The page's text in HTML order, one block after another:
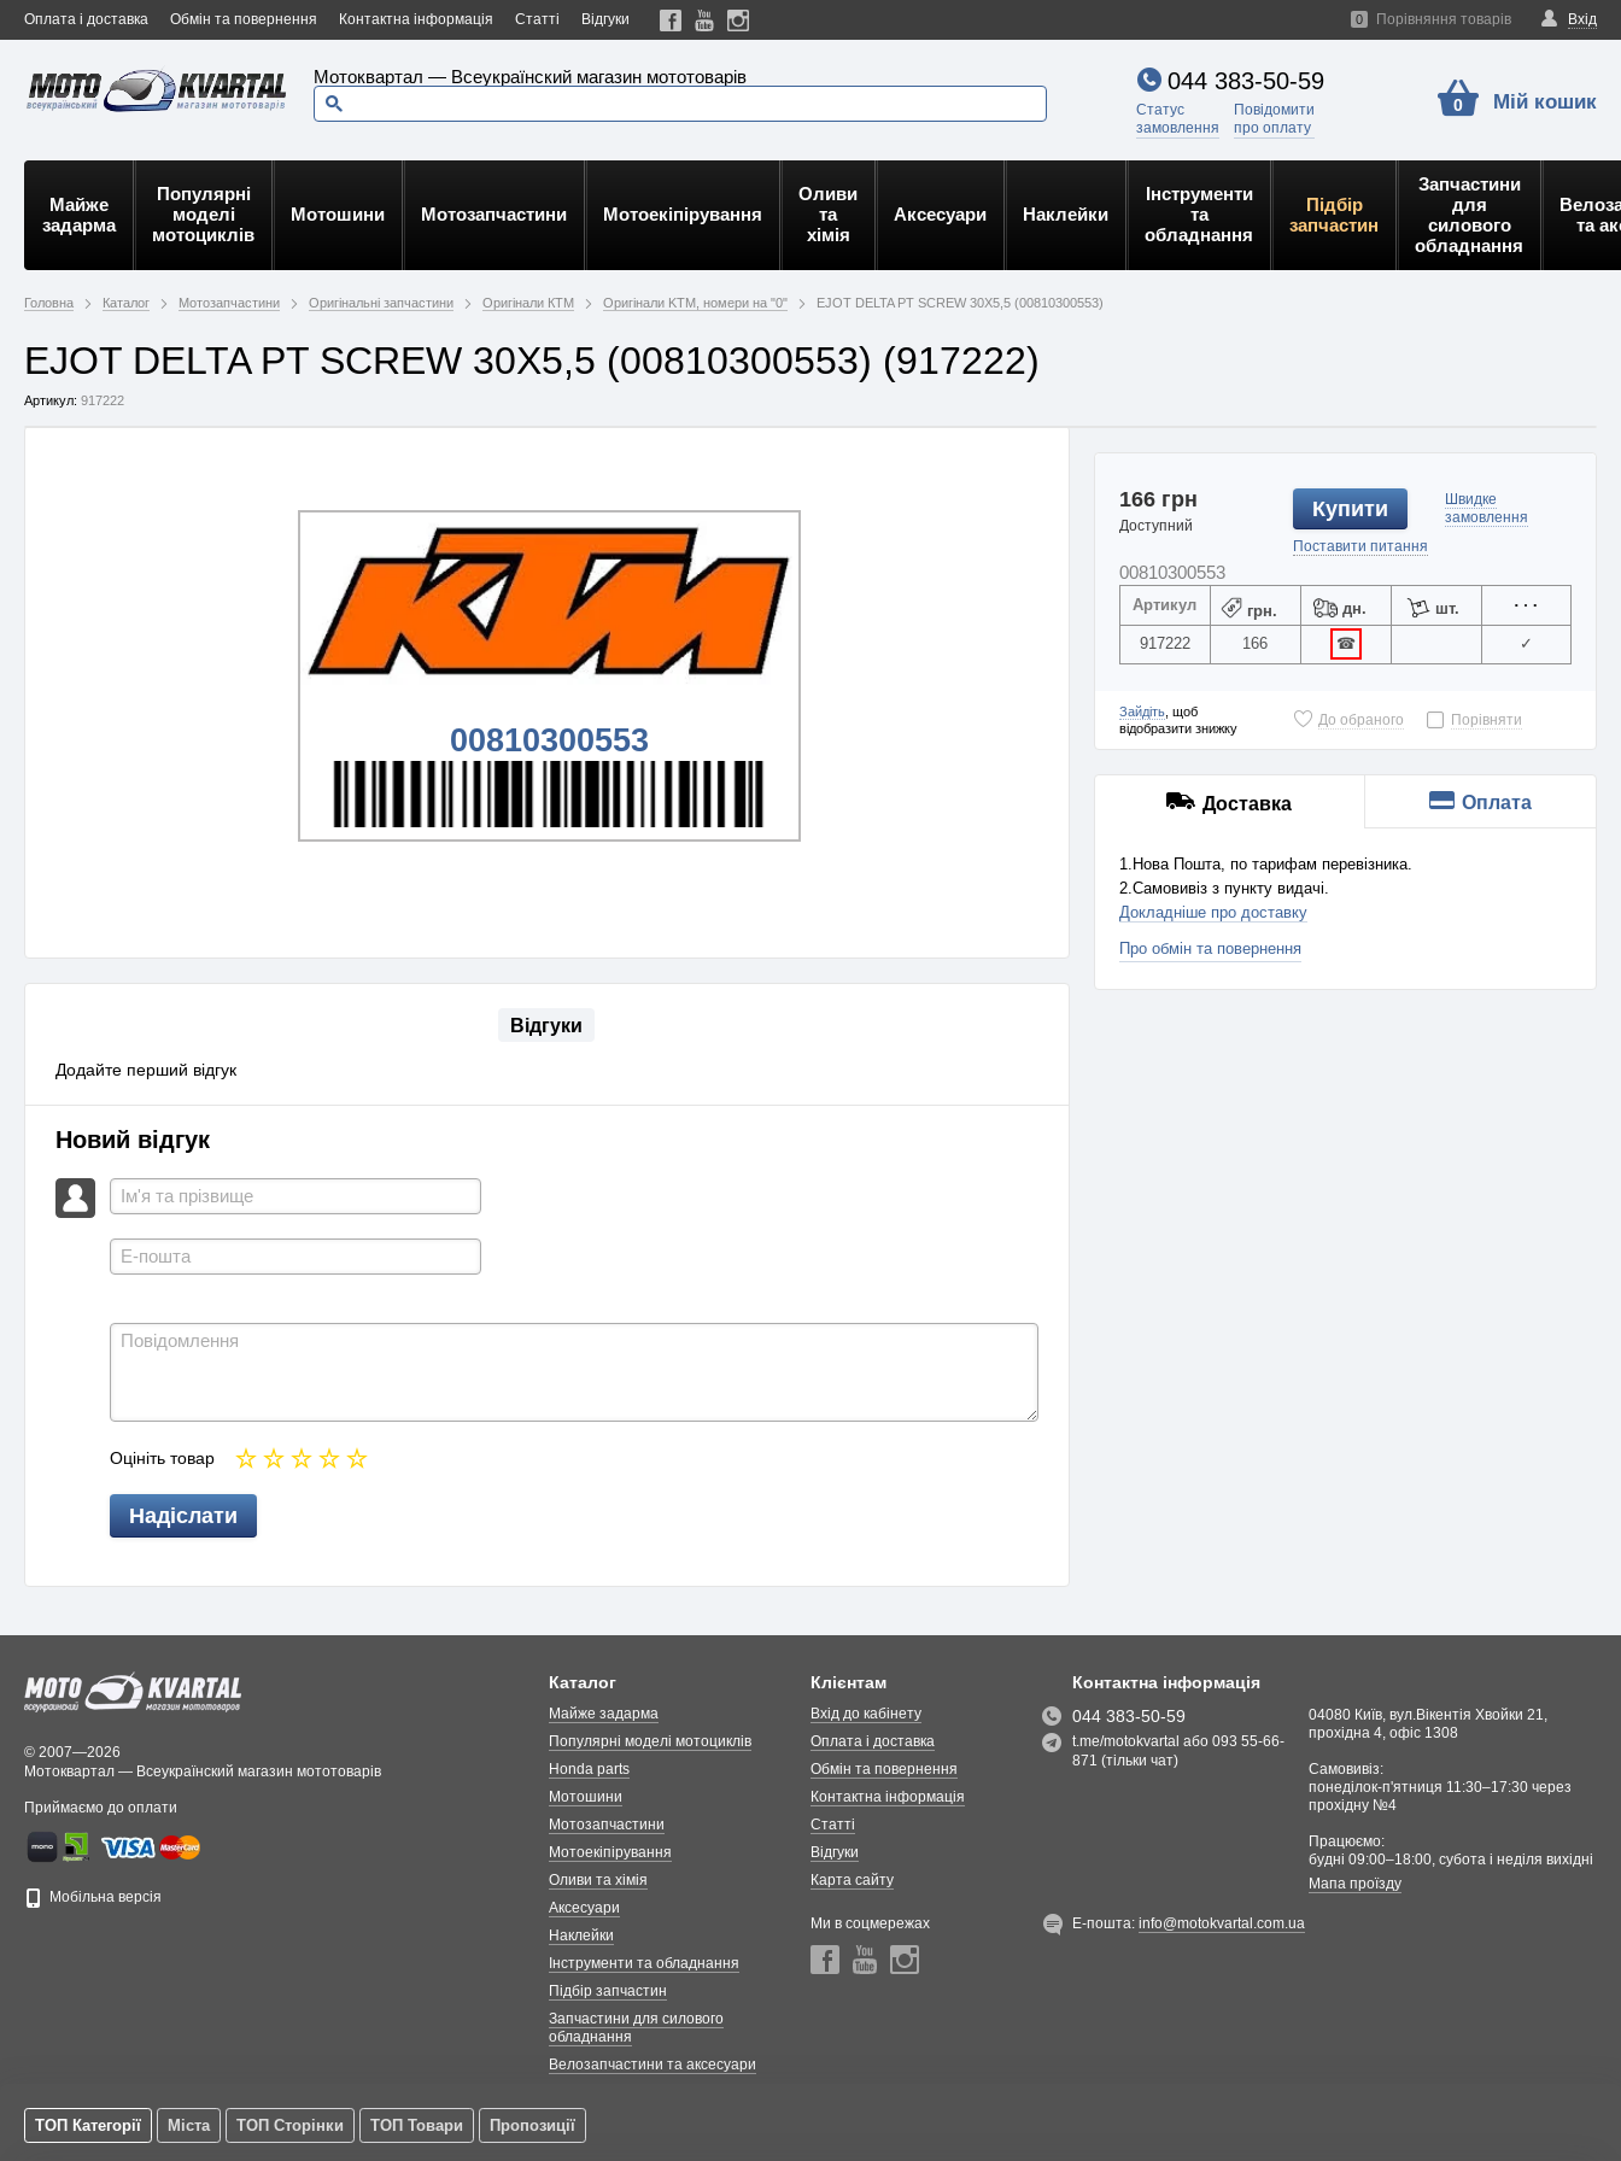
Оплата і доставка Обмін та повернення Контактна інформація Статті Відгуки Вхід
0 Порівняння товарів
Мотоквартал — Всеукраїнский магазин мототоварів 044 383-50-59
Статус
замовлення
Повідомити
про оплату
0 Мій кошик
Майже
задарма
Популярні
моделі
мотоциклів
Мотошини Мотозапчастини Мотоекіпірування
Оливи
та
хімія
Аксесуари Наклейки
Інструменти
та
обладнання
Підбір
запчастин
Запчастини
для
силового
обладнання
та
Головна Каталог Мотозапчастини Оригінальні запчастини Оригінали КТМ Оригінали KTM, номери на "0" EJOT DELTA PT SCREW 30X5,5 (00810300553)
EJOT DELTA PT SCREW 30X5,5 (00810300553) (917222)
Артикул: 917222
00810300553
Відгуки
Додайте перший відгук
Новий відгук
Оцініть товар
Надіслати
166 грн
Доступний
Купити
Поставити питання
Швидке
замовлення
00810300553
Артикул грн. дн.
шт.
917222
166 ☎ ✓
Зайдіть, щоб
відобразити знижку
До обраного Порівняти
Доставка Оплата
1.Нова Пошта, по тарифам перевізника.
2.Самовивіз з пункту видачі.
Докладніше про доставку
Про обмін та повернення
© 2007—2026
Мотоквартал — Всеукраїнский магазин мототоварів
Приймаємо до оплати
Мобільна версія
Каталог
Майже задарма
Популярні моделі мотоциклів
Honda parts
Мотошини
Мотозапчастини
Мотоекіпірування
Оливи та хімія
Аксесуари
Наклейки
Інструменти та обладнання
Підбір запчастин
Запчастини для силового
обладнання
Велозапчастини та аксесуари
Клієнтам
Вхід до кабінету
Оплата і доставка
Обмін та повернення
Контактна інформація
Статті
Відгуки
Карта сайту
Ми в соцмережах
Контактна інформація
044 383-50-59
t.me/motokvartal або 093 55-66-
871 (тільки чат)
04080 Київ, вул.Вікентія Хвойки 21,
прохідна 4, офіс 1308
Самовивіз:
понеділок-п'ятниця 11:30–17:30 через
прохідну №4
Працюємо:
будні 09:00–18:00, cубота і неділя вихідні
Мапа проїзду
Е-пошта:info@motokvartal.com.ua
ТОП Категорії Міста ТОП Сторінки ТОП Товари Пропозиції